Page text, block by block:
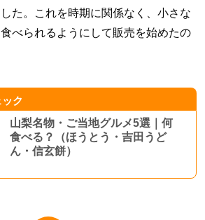
た。これを時期に関係なく、小さな
べられるようにして販売を始めたの
ク
山梨名物・ご当地グルメ5選｜何
食べる？（ほうとう・吉田うど
ん・信玄餅）